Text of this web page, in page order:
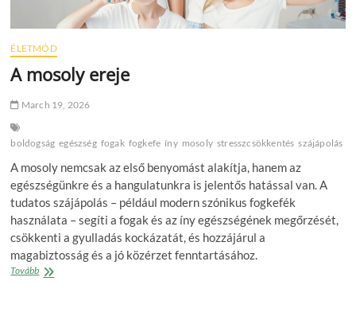
ÉLETMÓD
A mosoly ereje
March 19, 2026
boldogság egészség fogak fogkefe íny mosoly stresszcsökkentés szájápolás
A mosoly nemcsak az első benyomást alakítja, hanem az
egészségünkre és a hangulatunkra is jelentős hatással van. A
tudatos szájápolás – például modern szónikus fogkefék
használata – segíti a fogak és az íny egészségének megőrzését,
csökkenti a gyulladás kockázatát, és hozzájárul a
magabiztosság és a jó közérzet fenntartásához.
TovábbA